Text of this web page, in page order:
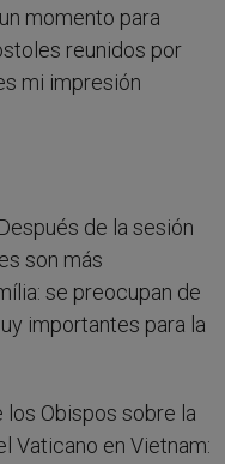
momento para
reunidos por
mi impresión
de la sesión
son más
se preocupan de
importantes para la
los Obispos sobre la
Vaticano en Vietnam: